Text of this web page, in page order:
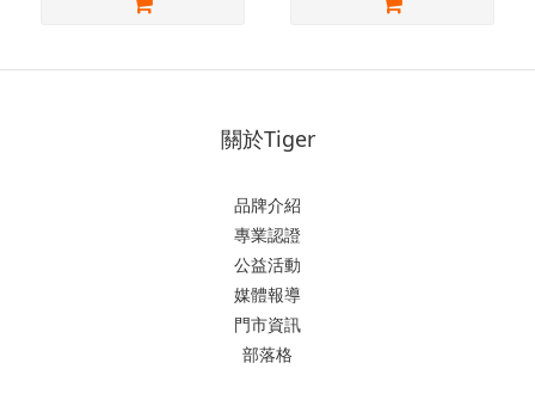
關於Tiger
品牌介紹
專業認證
公益活動
媒體報導
門市資訊
部落格